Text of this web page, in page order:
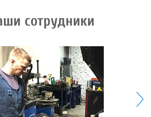
сотрудники